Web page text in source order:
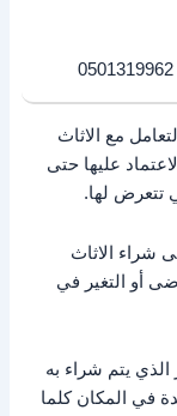
مع الاثاث
عليها حتى
تتعرض لها.
شراء الاثاث
أو التغير في
يتم شراء به
في المكان كلما